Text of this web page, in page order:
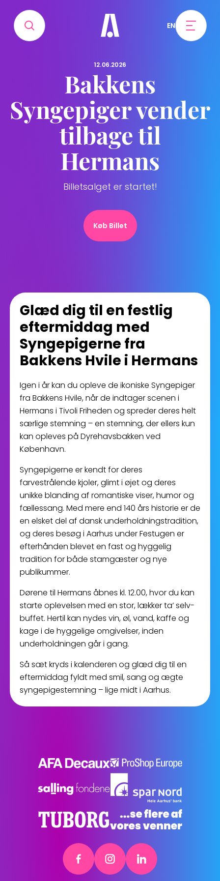
EN
12.06.2026
Bakkens
Syngepiger vender
tilbage til
Hermans
Billetsalget er startet!
Køb Billet
Glæd dig til en festlig
eftermiddag med
Syngepigerne fra
Bakkens Hvile i Hermans
Igen i år kan du opleve de ikoniske Syngepiger
fra Bakkens Hvile, når de indtager scenen i
Hermans i Tivoli Friheden og spreder deres helt
særlige stemning – en stemning, der ellers kun
kan opleves på Dyrehavsbakken ved
København.
Syngepigerne er kendt for deres
farvestrålende kjoler, glimt i øjet og deres
unikke blanding af romantiske viser, humor og
fællessang. Med mere end 140 års historie er de
en elsket del af dansk underholdningstradition,
og deres besøg i Aarhus under Festugen er
efterhånden blevet en fast og hyggelig
tradition for både stamgæster og nye
publikummer.
Dørene til Hermans åbnes kl. 12.00, hvor du kan
starte oplevelsen med en stor, lækker ta’ selv-
buffet. Hertil kan nydes vin, øl, vand, kaffe og
kage i de hyggelige omgivelser, inden
underholdningen går i gang.
Så sæt kryds i kalenderen og glæd dig til en
eftermiddag fyldt med smil, sang og ægte
syngepigestemning – lige midt i Aarhus.